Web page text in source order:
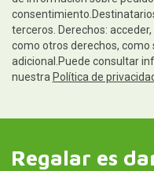
terceros. Derechos:
como otros derechos,
adicional.Puede consultar
nuestra Política de
Regalar es